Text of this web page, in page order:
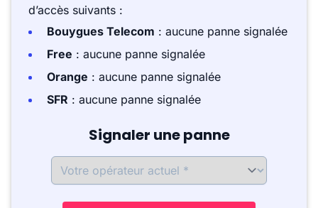
d’accès suivants :
Bouygues Telecom : aucune panne signalée
Free : aucune panne signalée
Orange : aucune panne signalée
SFR : aucune panne signalée
Signaler une panne